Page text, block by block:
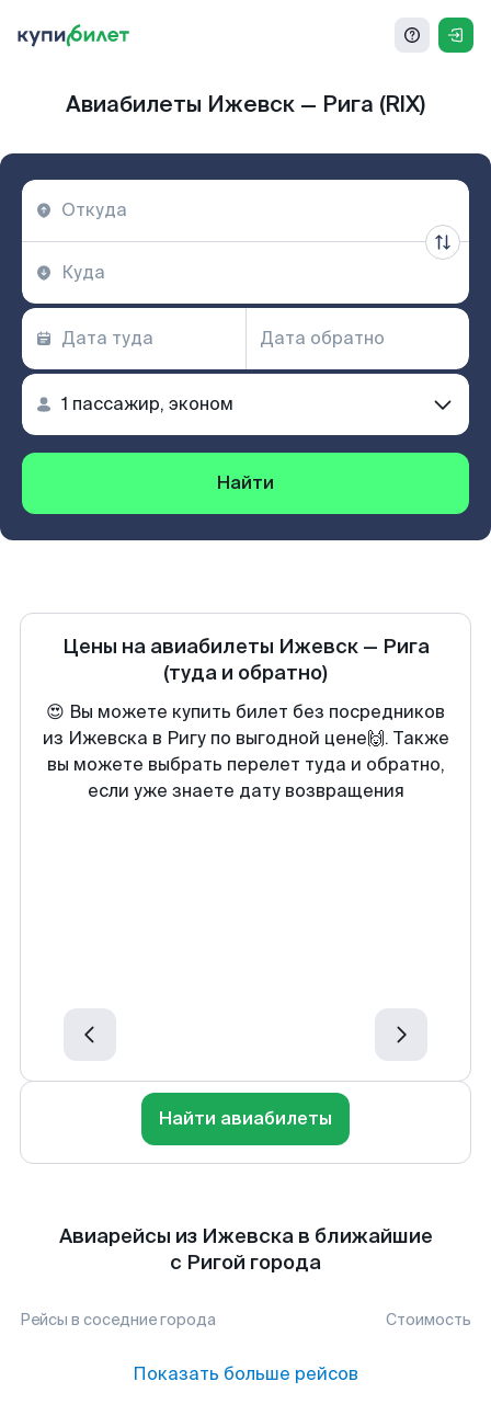
Авиабилеты Ижевск — Рига (RIX)
Найти
Цены на авиабилеты Ижевск— Рига
(туда и обратно)
😍 Вы можете купить билет без посредников
из Ижевска в Ригу по выгодной цене🙌. Также
вы можете выбрать перелет туда и обратно,
если уже знаете дату возвращения
Найти авиабилеты
Авиарейсы из Ижевска в ближайшие
с Ригой города
Рейсы в соседние города Стоимость
Показать больше рейсов